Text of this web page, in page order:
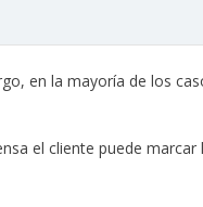
en la mayoría de los
el cliente puede marcar